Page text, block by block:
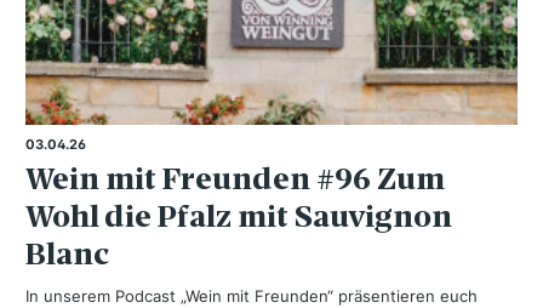
03.04.26
Wein mit Freunden #96 Zum
Wohl die Pfalz mit Sauvignon
Blanc
In unserem Podcast „Wein mit Freunden“ präsentieren euch